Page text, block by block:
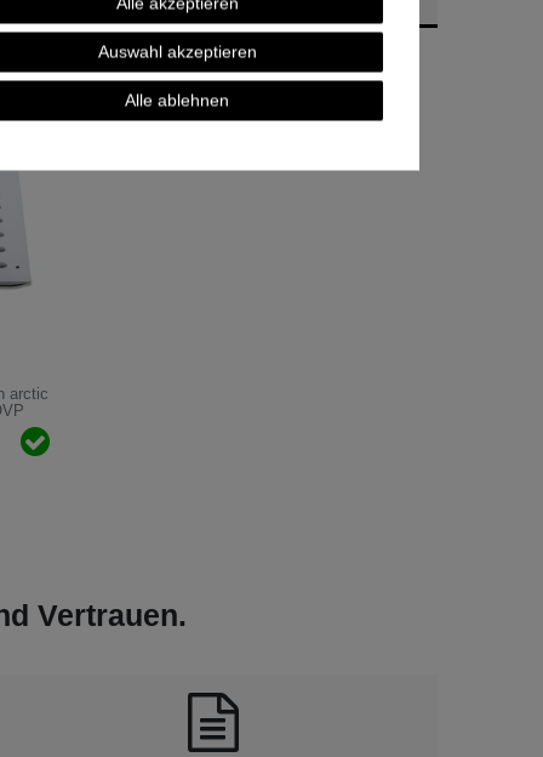
arctic
Vertrauen.
Auswahl akzeptieren
Alle ablehnen